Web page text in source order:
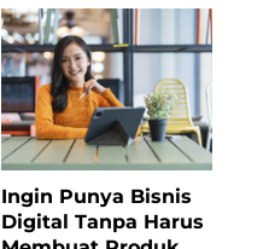
per
Transaksi
Tanpa
Modal,
Bebas
Waktu,
dan
Ingin Punya Bisnis
Digital Tanpa Harus